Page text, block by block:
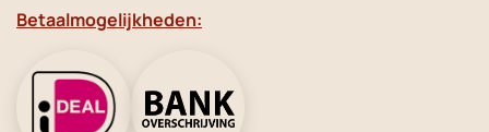
Betaalmogelijkheden: